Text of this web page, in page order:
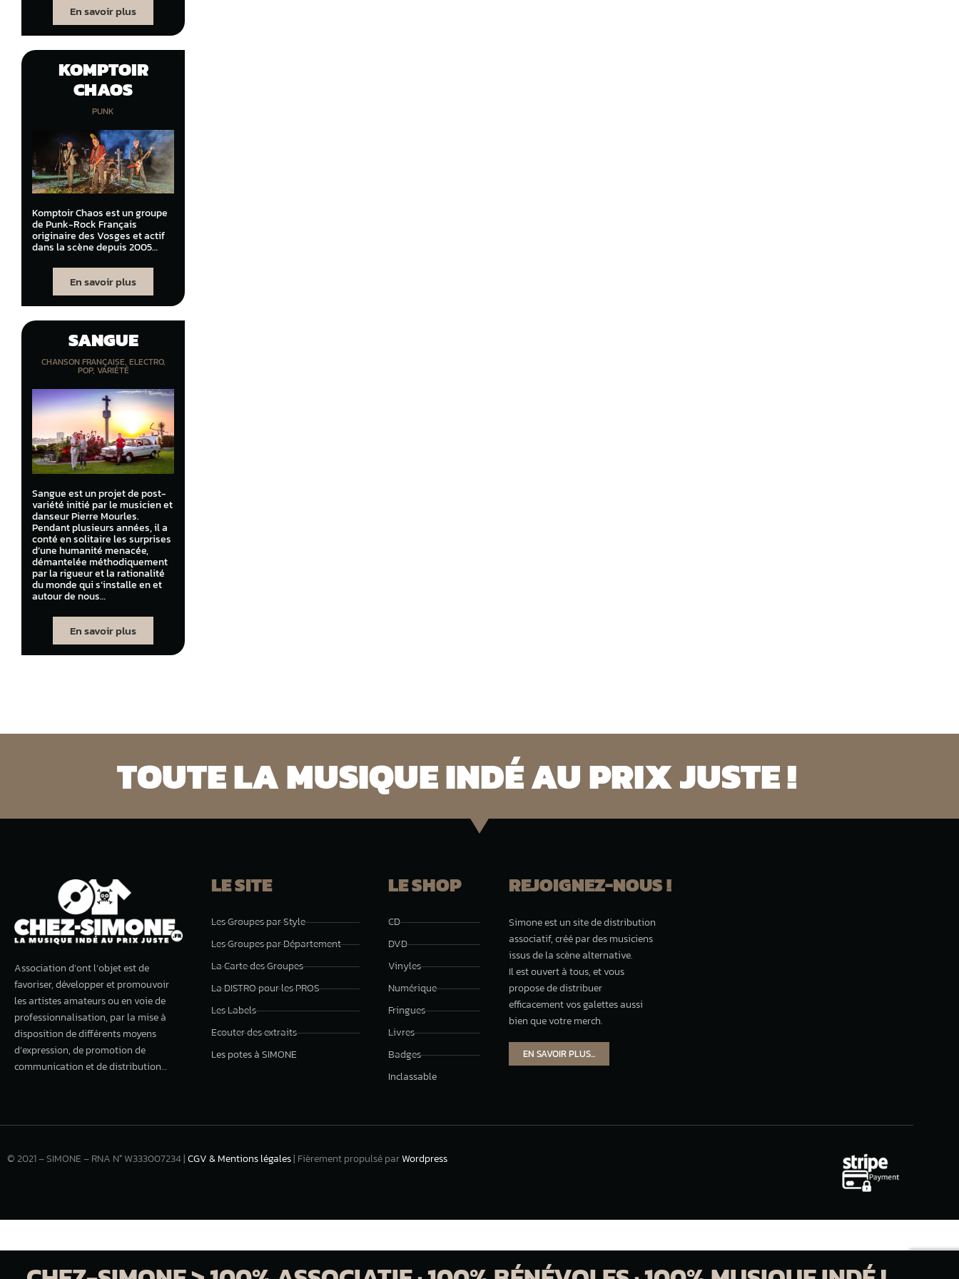
En savoir plus
KOMPTOIR
CHAOS
PUNK
Komptoir Chaos est un groupe
de Punk-Rock Français
originaire des Vosges et actif
dans la scène depuis 2005…
En savoir plus
SANGUE
CHANSON FRANÇAISE, ELECTRO,
POP, VARIÉTÉ
Sangue est un projet de post-
variété initié par le musicien et
danseur Pierre Mourles.
Pendant plusieurs années, il a
conté en solitaire les surprises
d’une humanité menacée,
démantelée méthodiquement
par la rigueur et la rationalité
du monde qui s’installe en et
autour de nous…
En savoir plus
TOUTE LA MUSIQUE INDÉ AU PRIX JUSTE !
Association d’ont l’objet est de
favoriser, développer et promouvoir
les artistes amateurs ou en voie de
professionnalisation, par la mise à
disposition de différents moyens
d’expression, de promotion de
communication et de distribution…
LE SITE
Les Groupes par Style
Les Groupes par Département
La Carte des Groupes
La DISTRO pour les PROS
Les Labels
Ecouter des extraits
Les potes à SIMONE
LE SHOP
CD
DVD
Vinyles
Numérique
Fringues
Livres
Badges
Inclassable
REJOIGNEZ-NOUS !
Simone est un site de distribution
associatif, créé par des musiciens
issus de la scène alternative.
Il est ouvert à tous, et vous
propose de distribuer
efficacement vos galettes aussi
bien que votre merch.
EN SAVOIR PLUS...
© 2021 – SIMONE – RNA N° W333007234 |CGV & Mentions légales| Fièrement propulsé parWordpress